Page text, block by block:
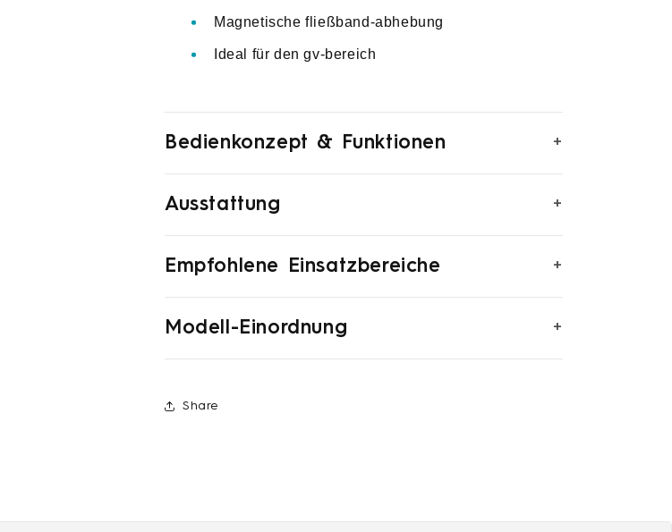
Magnetische fließband-abhebung
Ideal für den gv-bereich
Bedienkonzept & Funktionen +
Ausstattung +
Empfohlene Einsatzbereiche +
Modell-Einordnung +
Share